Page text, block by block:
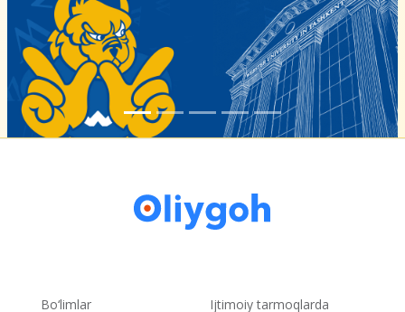
Bo‘limlar Ijtimoiy tarmoqlarda